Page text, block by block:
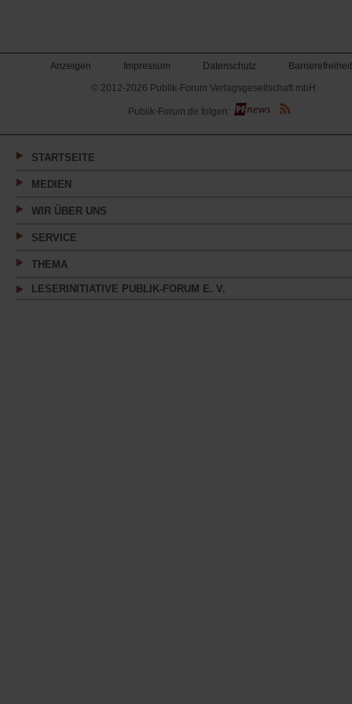
Anzeigen Impressum Datenschutz
Barrierefreiheit
© 2012-2026 Publik-Forum Verlagsgesellschaft mbH
(Öffnet
in
neuen
Publik-Forum.de folgen:
STARTSEITE
MEDIEN
WIR ÜBER UNS
SERVICE
THEMA
LESERINITIATIVE PUBLIK-FORUM E. V.